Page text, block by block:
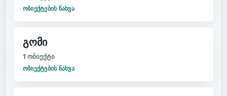
ᲝᲑᲘᲔᲥᲢᲔᲑᲘᲡ ᲜᲐᲮᲕᲐ
გომი
1 ობიექტი
ᲝᲑᲘᲔᲥᲢᲔᲑᲘᲡ ᲜᲐᲮᲕᲐ